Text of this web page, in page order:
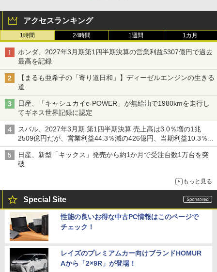
アクセスランキング
1時間 24時間 1週間 1カ月
ホンダ、2027年3月期第1四半期決算の営業利益5307億円で過去
最高を記録
【まるも亜希子の「寄り道日和」】ディーゼルエンジンの生きる
道
日産、「キャシュカイe-POWER」が無給油で1980kmを走行し
てギネス世界記録に認定
スバル、2027年3月期 第1四半期決算 売上高は3.0％増の1兆
2509億円だが、営業利益44.3％減の426億円、当期利益10.3％減
の492億円で増収減益
日産、新型「キックス」発売から約1か月で受注台数1万台を突
破
もっと見る
Special Site
性能の良いお得な中古PC情報はこのページで
チェック！
レイズのプレミアムカー向けブランドHOMUR
Aから「2×9R」が登場！